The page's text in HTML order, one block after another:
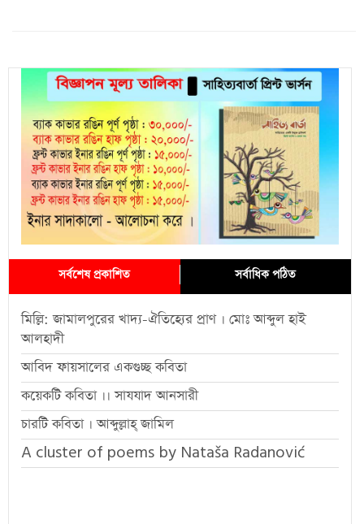
সর্বশেষ প্রকাশিত সর্বাধিক পঠিত
মিল্লি: জামালপুরের খাদ্য-ঐতিহ্যের প্রাণ । মোঃ আব্দুল হাই
আলহাদী
আবিদ ফায়সালের একগুচ্ছ কবিতা
কয়েকটি কবিতা ।। সাযযাদ আনসারী
চারটি কবিতা । আব্দুল্লাহ্ জামিল
A cluster of poems by Nataša Radanović